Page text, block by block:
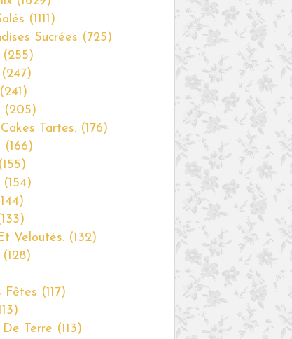
(1111)
Sucrées (725)
(255)
(247)
(241)
(205)
Tartes. (176)
(166)
(155)
(154)
Veloutés. (132)
(128)
Fêtes (117)
De Terre (113)